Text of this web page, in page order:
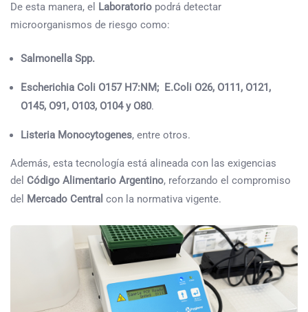
De esta manera, el Laboratorio podrá detectar
microorganismos de riesgo como:
Salmonella Spp.
Escherichia Coli O157 H7:NM; E.Coli O26, O111, O121,
O145, O91, O103, O104 y O80.
Listeria Monocytogenes, entre otros.
Además, esta tecnología está alineada con las exigencias
del Código Alimentario Argentino, reforzando el compromiso
del
Mercado Central con la normativa vigente.